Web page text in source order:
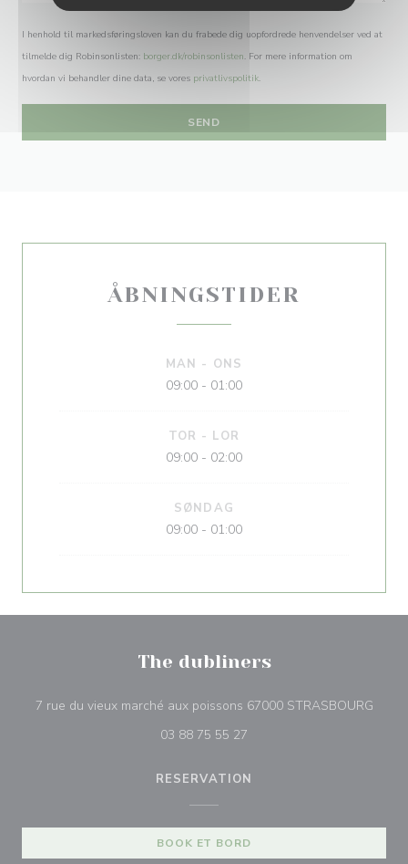
I henhold til markedsføringsloven kan du frabede dig uopfordrede henvendelser ved at
tilmelde dig Robinsonlisten: borger.dk/robinsonlisten. For mere information om
hvordan vi behandler dine data, se vores privatlivspolitik.
ÅBNINGSTIDER
MAN - ONS
09:00 - 01:00
TOR - LOR
09:00 - 02:00
SØNDAG
09:00 - 01:00
The dubliners
7 rue du vieux marché aux poissons 67000 STRASBOURG
03 88 75 55 27
RESERVATION
BOOK ET BORD